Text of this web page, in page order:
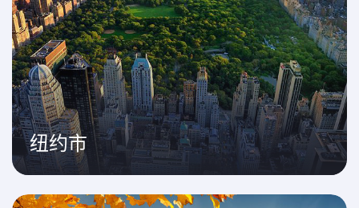
纽约市